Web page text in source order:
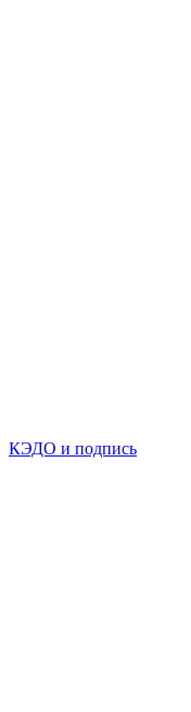
КЭДО и подпись